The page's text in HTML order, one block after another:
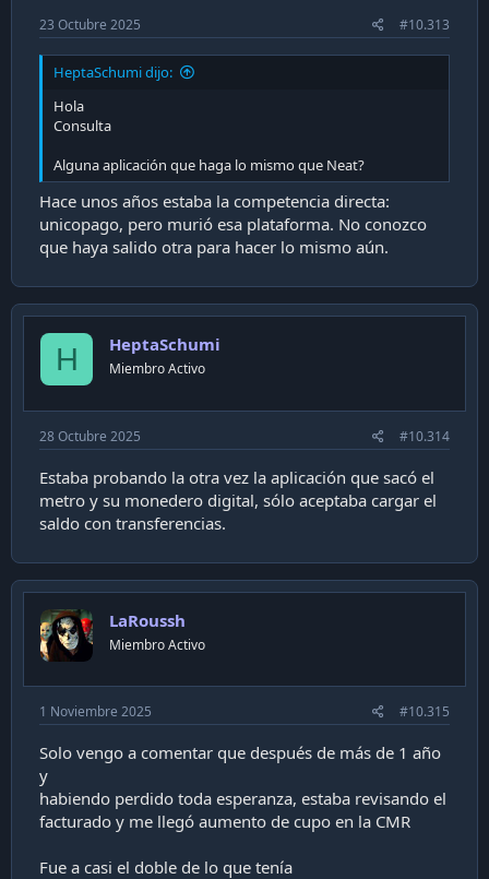
23 Octubre 2025 #10.313
HeptaSchumi dijo:
Hola
Consulta
Alguna aplicación que haga lo mismo que Neat?
Hace unos años estaba la competencia directa:
unicopago, pero murió esa plataforma. No conozco
que haya salido otra para hacer lo mismo aún.
H HeptaSchumi
Miembro Activo
28 Octubre 2025 #10.314
Estaba probando la otra vez la aplicación que sacó el
metro y su monedero digital, sólo aceptaba cargar el
saldo con transferencias.
LaRoussh
Miembro Activo
1 Noviembre 2025 #10.315
Solo vengo a comentar que después de más de 1 año
y
habiendo perdido toda esperanza, estaba revisando el
facturado y me llegó aumento de cupo en la CMR
Fue a casi el doble de lo que tenía